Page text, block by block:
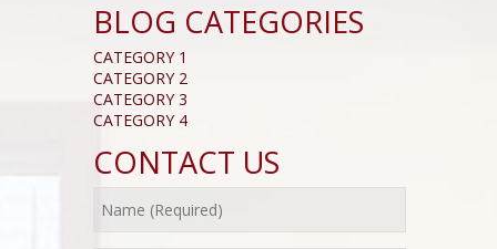
BLOG CATEGORIES
CATEGORY 1
CATEGORY 2
CATEGORY 3
CATEGORY 4
CONTACT US